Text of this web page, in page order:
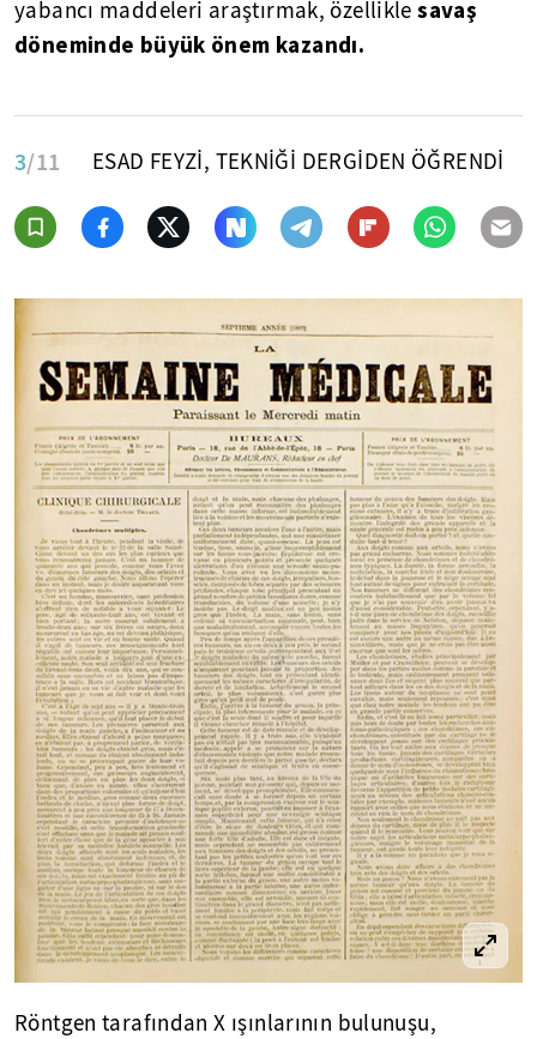
yabancı maddeleri araştırmak, özellikle savaş
döneminde büyük önem kazandı.
3/11 ESAD FEYZİ, TEKNİĞİ DERGİDEN ÖĞRENDİ
Röntgen tarafından X ışınlarının bulunuşu,